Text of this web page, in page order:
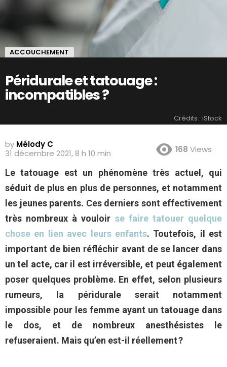
ACCOUCHEMENT
Péridurale et tatouage :
incompatibles ?
Crédits : iStock
by Mélody C
31 décembre 2021, 8 h 10 min
168 Views
Le tatouage est un phénomène très actuel, qui
séduit de plus en plus de personnes, et notamment
les jeunes parents. Ces derniers sont effectivement
très nombreux à vouloir se faire tatouer quelque
chose en lien avec leurs enfants. Toutefois, il est
important de bien réfléchir avant de se lancer dans
un tel acte, car il est irréversible, et peut également
poser quelques problème. En effet, selon plusieurs
rumeurs, la péridurale serait notamment
impossible pour les femme ayant un tatouage dans
le dos, et de nombreux anesthésistes le
refuseraient. Mais qu’en est-il réellement ?